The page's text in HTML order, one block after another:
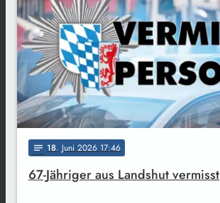
notes 18. Juni 2026 17:46
67-Jähriger aus Landshut vermisst